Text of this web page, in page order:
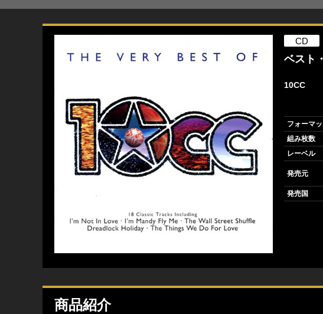
CD
ベスト
10CC
フォーマッ
組み枚数
レーベル
発売元
発売国
商品紹介